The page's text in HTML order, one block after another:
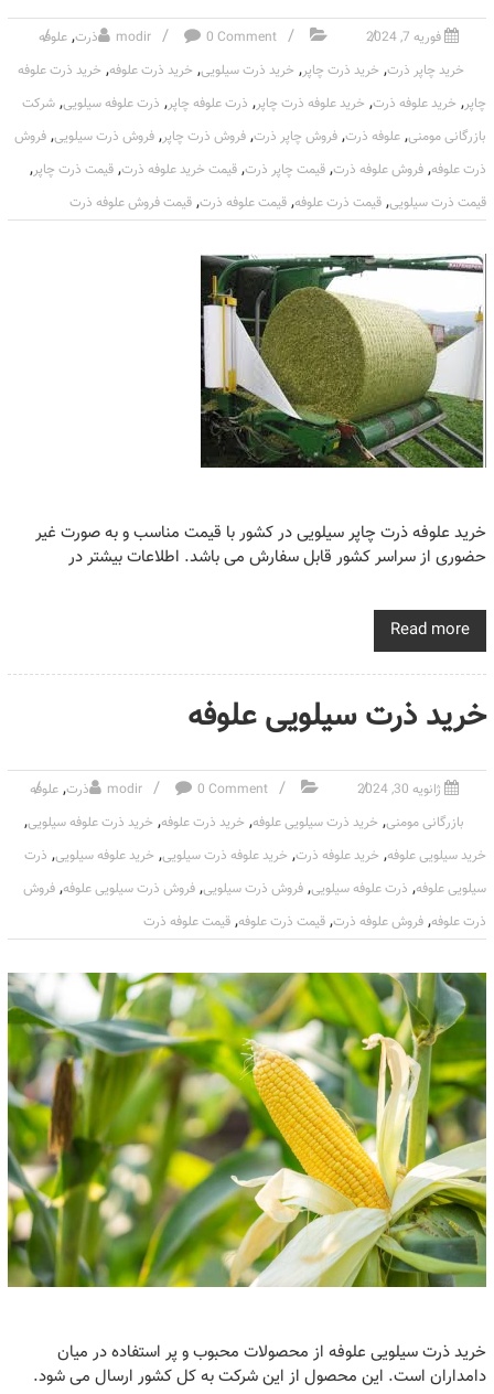
فوریه 7, 2024 modir 0 Comment ذرت, علوفه
خرید چاپر ذرت, خرید ذرت چاپر, خرید ذرت سیلویی, خرید ذرت علوفه, خرید ذرت علوفه
چاپر, خرید علوفه ذرت, خرید علوفه ذرت چاپر, ذرت علوفه چاپر, ذرت علوفه سیلویی, شرکت
بازرگانی مومنی, علوفه ذرت, فروش چاپر ذرت, فروش ذرت چاپر, فروش ذرت سیلویی, فروش
ذرت علوفه, فروش علوفه ذرت, قیمت چاپر ذرت, قیمت خرید علوفه ذرت, قیمت ذرت چاپر,
قیمت ذرت سیلویی, قیمت ذرت علوفه, قیمت علوفه ذرت, قیمت فروش علوفه ذرت
خرید علوفه ذرت چاپر سیلویی در کشور با قیمت مناسب و به صورت غیر
حضوری از سراسر کشور قابل سفارش می باشد. اطلاعات بیشتر در
Read more
خرید ذرت سیلویی علوفه
ژانویه 30, 2024 modir 0 Comment ذرت, علوفه
بازرگانی مومنی, خرید ذرت سیلویی علوفه, خرید ذرت علوفه, خرید ذرت علوفه سیلویی,
خرید سیلویی علوفه, خرید علوفه ذرت, خرید علوفه ذرت سیلویی, خرید علوفه سیلویی, ذرت
سیلویی علوفه, ذرت علوفه سیلویی, فروش ذرت سیلویی, فروش ذرت سیلویی علوفه, فروش
ذرت علوفه, فروش علوفه ذرت, قیمت ذرت علوفه, قیمت علوفه ذرت
خرید ذرت سیلویی علوفه از محصولات محبوب و پر استفاده در میان
دامداران است. این محصول از این شرکت به کل کشور ارسال می شود.